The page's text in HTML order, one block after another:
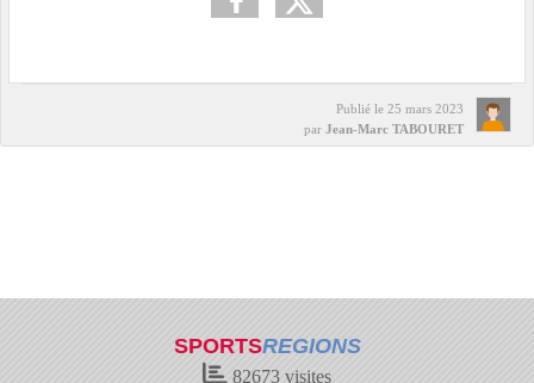
Publié le 25 mars 2023
par Jean-Marc TABOURET
SPORTSREGIONS
82673 visites